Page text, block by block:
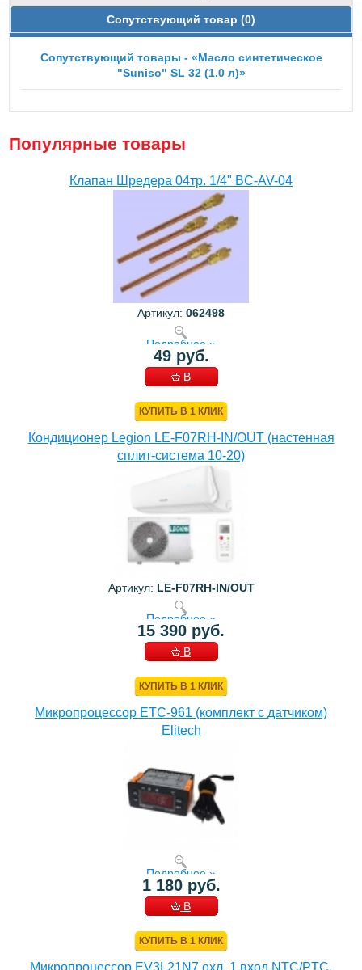
Сопутствующий товар (0)
Сопутствующий товары - «Масло синтетическое
"Suniso" SL 32 (1.0 л)»
Популярные товары
Клапан Шредера 04тр. 1/4" BC-AV-04
Артикул: 062498
Подробнее »
49 руб.
В
КУПИТЬ В 1 КЛИК
Кондиционер Legion LE-F07RH-IN/OUT (настенная
сплит-система 10-20)
Артикул: LE-F07RH-IN/OUT
Подробнее »
15 390 руб.
В
КУПИТЬ В 1 КЛИК
Микропроцессор ETC-961 (комплект c датчиком)
Elitech
Подробнее »
1 180 руб.
В
КУПИТЬ В 1 КЛИК